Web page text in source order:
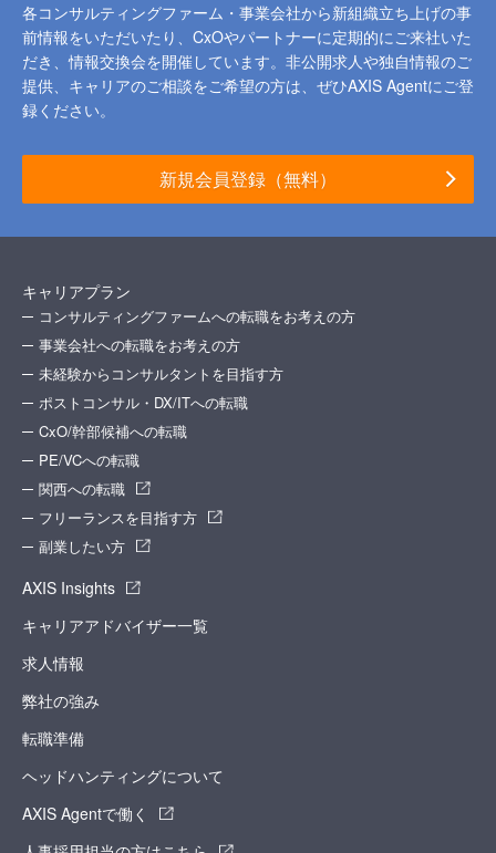
各コンサルティングファーム・事業会社から新組織立ち上げの事
前情報をいただいたり、 CxOやパートナーに定期的にご来社いた
だき、情報交換会を開催しています。 非公開求人や独自情報のご
提供、キャリアのご相談をご希望の方は、ぜひAXIS Agentにご登
録ください。
新規会員登録（無料）
キャリアプラン
コンサルティングファームへの転職をお考えの方
事業会社への転職をお考えの方
未経験からコンサルタントを目指す方
ポストコンサル・DX/ITへの転職
CxO/幹部候補への転職
PE/VCへの転職
関西への転職
フリーランスを目指す方
副業したい方
AXIS Insights
キャリアアドバイザー一覧
求人情報
弊社の強み
転職準備
ヘッドハンティングについて
AXIS Agentで働く